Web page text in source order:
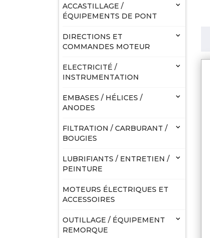
ACCASTILLAGE /
ÉQUIPEMENTS DE PONT

DIRECTIONS ET
COMMANDES MOTEUR

ELECTRICITÉ /
INSTRUMENTATION

EMBASES / HÉLICES /
ANODES

FILTRATION / CARBURANT /
BOUGIES

LUBRIFIANTS / ENTRETIEN /
PEINTURE

MOTEURS ÉLECTRIQUES ET
ACCESSOIRES
OUTILLAGE / ÉQUIPEMENT
REMORQUE
